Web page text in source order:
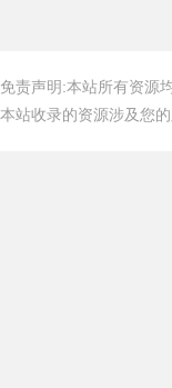
免责声明:本站所有资源
本站收录的资源涉及您